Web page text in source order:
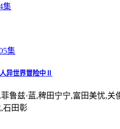
集
集
异世界冒险中Ⅱ
鲁兹·蓝,稗田宁宁,富田美忧,
石田彰